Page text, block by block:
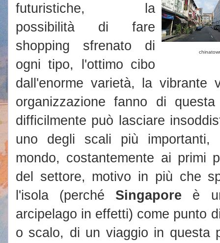
futuristiche, la
possibilità di fare
shopping sfrenato di
ogni tipo, l'ottimo cibo
dall'enorme varietà, la vibrante
organizzazione fanno di
difficilmente può lasciare
uno degli scali più importanti,
mondo, costantemente ai primi
del settore, motivo in più che
l'isola (perché Singapore è
arcipelago in effetti) come punto
o scalo, di un viaggio in questa